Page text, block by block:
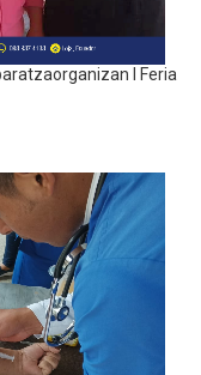
I Feria